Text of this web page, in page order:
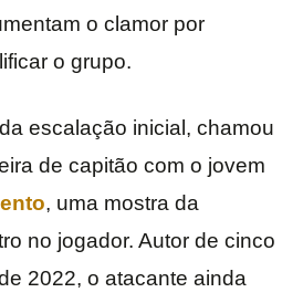
o clamor por
o grupo.
escalação inicial, chamou
de capitão com o jovem
, uma mostra da
no jogador. Autor de cinco
2022, o atacante ainda